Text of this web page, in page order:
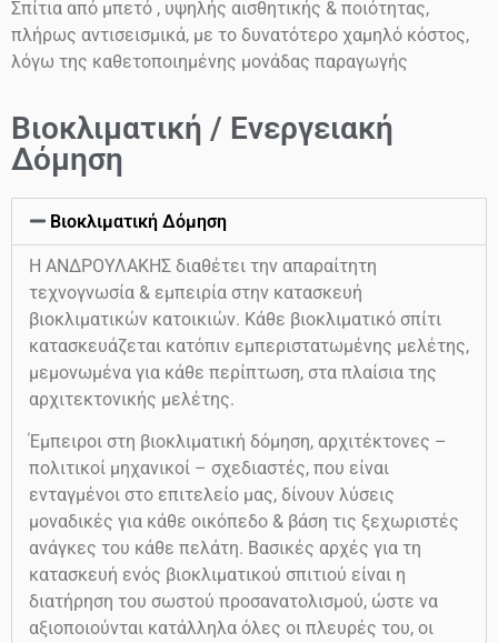
Σπίτια από μπετό , υψηλής αισθητικής & ποιότητας,
πλήρως αντισεισμικά, με το δυνατότερο χαμηλό κόστος,
λόγω της καθετοποιημένης μονάδας παραγωγής
Βιοκλιματική / Ενεργειακή
Δόμηση
Βιοκλιματική Δόμηση
Η ΑΝΔΡΟΥΛΑΚΗΣ διαθέτει την απαραίτητη
τεχνογνωσία & εμπειρία στην κατασκευή
βιοκλιματικών κατοικιών. Κάθε βιοκλιματικό σπίτι
κατασκευάζεται κατόπιν εμπεριστατωμένης μελέτης,
μεμονωμένα για κάθε περίπτωση, στα πλαίσια της
αρχιτεκτονικής μελέτης.
Έμπειροι στη βιοκλιματική δόμηση, αρχιτέκτονες –
πολιτικοί μηχανικοί – σχεδιαστές, που είναι
ενταγμένοι στο επιτελείο μας, δίνουν λύσεις
μοναδικές για κάθε οικόπεδο & βάση τις ξεχωριστές
ανάγκες του κάθε πελάτη. Βασικές αρχές για τη
κατασκευή ενός βιοκλιματικού σπιτιού είναι η
διατήρηση του σωστού προσανατολισμού, ώστε να
αξιοποιούνται κατάλληλα όλες οι πλευρές του, οι